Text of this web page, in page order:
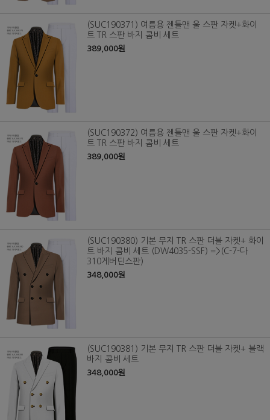
(SUC190371) 여름용 젠틀맨 울 스판 자켓+화이
트 TR 스판 바지 콤비 세트
389,000원
(SUC190372) 여름용 젠틀맨 울 스판 자켓+화이
트 TR 스판 바지 콤비 세트
389,000원
(SUC190380) 기본 무지 TR 스판 더블 자켓+ 화이
트 바지 콤비 세트 (DW4035-SSF) =>(C-7-다
310게버딘스판)
348,000원
(SUC190381) 기본 무지 TR 스판 더블 자켓+ 블랙
바지 콤비 세트
348,000원